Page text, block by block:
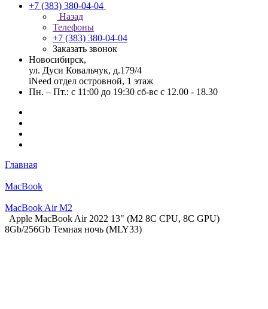
+7 (383) 380-04-04
Назад
Телефоны
+7 (383) 380-04-04
Заказать звонок
Новосибирск,
ул. Дуси Ковальчук, д.179/4
iNeed отдел островной, 1 этаж
Пн. – Пт.: с 11:00 до 19:30 сб-вс с 12.00 - 18.30
Главная
MacBook
MacBook Air M2
Apple MacBook Air 2022 13" (М2 8C CPU, 8C GPU)
8Gb/256Gb Темная ночь (MLY33)